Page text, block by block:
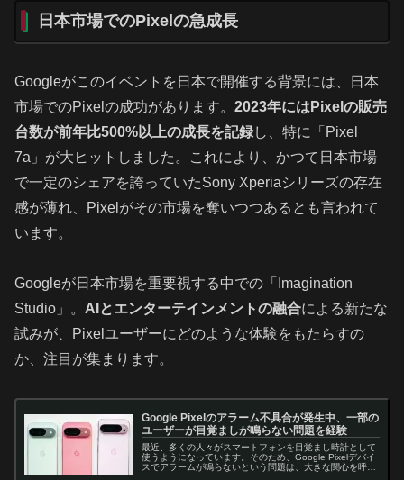
日本市場でのPixelの急成長
Googleがこのイベントを日本で開催する背景には、日本
市場でのPixelの成功があります。 2023年にはPixelの販売
台数が前年比500%以上の成長を記録し、特に「Pixel
7a」が大ヒットしました。これにより、かつて日本市場
で一定のシェアを誇っていたSony Xperiaシリーズの存在
感が薄れ、Pixelがその市場を奪いつつあるとも言われて
います。
Googleが日本市場を重要視する中での「Imagination
Studio」。 AIとエンターテインメントの融合による新たな
試みが、Pixelユーザーにどのような体験をもたらすの
か、注目が集まります。
Google Pixelのアラーム不具合が発生中、一部の
ユーザーが目覚ましが鳴らない問題を経験
最近、多くの人々がスマートフォンを目覚まし時計として
使うようになっています。そのため、Google Pixelデバイ
スでアラームが鳴らないという問題は、大きな関心を呼ん